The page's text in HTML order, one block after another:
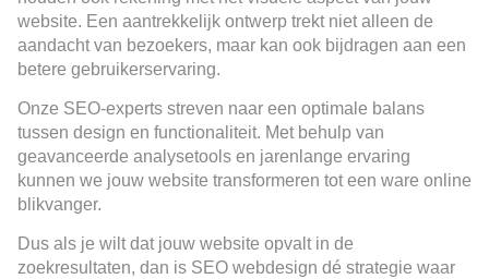
website. Een aantrekkelijk ontwerp trekt niet alleen de
aandacht van bezoekers, maar kan ook bijdragen aan een
betere gebruikerservaring.
Onze SEO-experts streven naar een optimale balans
tussen design en functionaliteit. Met behulp van
geavanceerde analysetools en jarenlange ervaring
kunnen we jouw website transformeren tot een ware online
blikvanger.
Dus als je wilt dat jouw website opvalt in de
zoekresultaten, dan is SEO webdesign dé strategie waar